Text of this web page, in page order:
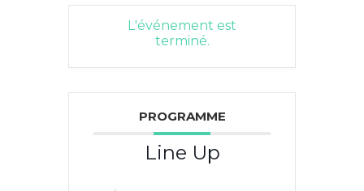
L'événement est
terminé.
PROGRAMME
Line Up